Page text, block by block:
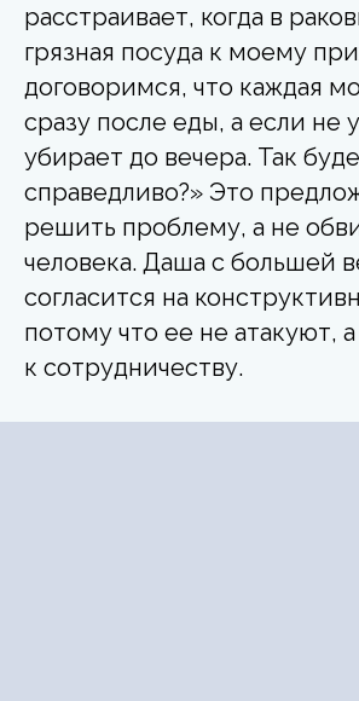
расстраивает, когда в
грязная посуда к моему
договоримся, что каждая
сразу после еды, а если не
убирает до вечера. Так
справедливо?» Это
решить проблему, а не
человека. Даша с большей
согласится на
потому что ее не атакуют,
к сотрудничеству.